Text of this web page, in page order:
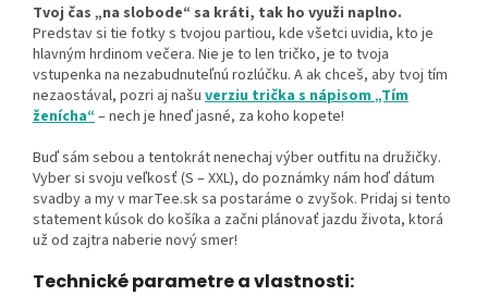
Tvoj čas „na slobode“ sa kráti, tak ho využi naplno.
Predstav si tie fotky s tvojou partiou, kde všetci uvidia, kto je
hlavným hrdinom večera. Nie je to len tričko, je to tvoja
vstupenka na nezabudnuteľnú rozlúčku. A ak chceš, aby tvoj tím
nezaostával, pozri aj našu verziu trička s nápisom „Tím
ženícha“ – nech je hneď jasné, za koho kopete!
Buď sám sebou a tentokrát nenechaj výber outfitu na družičky.
Vyber si svoju veľkosť (S – XXL), do poznámky nám hoď dátum
svadby a my v marTee.sk sa postaráme o zvyšok. Pridaj si tento
statement kúsok do košíka a začni plánovať jazdu života, ktorá
už od zajtra naberie nový smer!
Technické parametre a vlastnosti: